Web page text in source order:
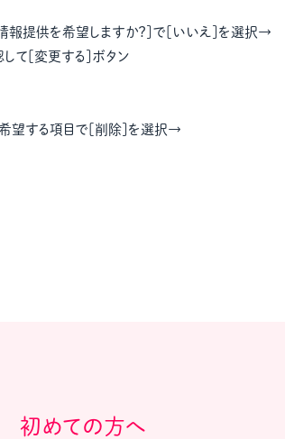
支援サービス 募集・案内メ
リテーター紹介
提供を希望しますか？]で[いいえ]を選択→
て[変更する]ボタン
望する項目で[削除]を選択→
初めての方へ